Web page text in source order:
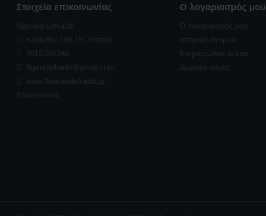
Στοιχεία επικοινωνίας
Ifigeneia Lefkaditi
Κορίνθου 189-191 Πάτρα
2610 001348
ifigeni.lefkaditi@gmail.com
www.ifigeneialefkaditi.gr
Επικοινωνία
Ο λογαριασμός μου
Ο λογαριασμός μου
Ιστορικό αγορών
Ενημερωτικά δελτία
Δωροεπιταγές